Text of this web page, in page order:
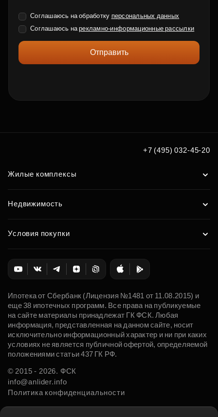
Соглашаюсь на обработку персональных данных
Соглашаюсь нарекламно-информационные рассылки
Отправить
+7 (495) 032-45-20
Жилые комплексы
Недвижимость
Условия покупки
Ипотека от Сбербанк (Лицензия №1481 от 11.08.2015) и
еще 38 ипотечных программ. Все права на публикуемые
на сайте материалы принадлежат ГК ФСК. Любая
информация, представленная на данном сайте, носит
исключительно информационный характер и ни при каких
условиях не является публичной офертой, определяемой
положениями статьи 437 ГК РФ.
© 2015 - 2026. ФСК
info@anlider.info
Политика конфиденциальности